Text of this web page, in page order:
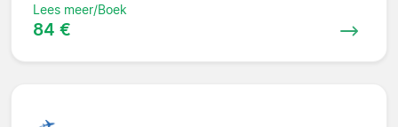
Lees meer/Boek
84 €